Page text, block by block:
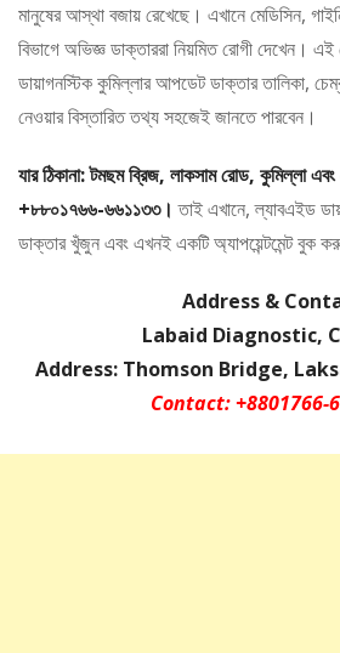
মানুষের আস্থা বজায় রেখেছে। এখানে মেডিসিন,
বিভাগে অভিজ্ঞ ডাক্তাররা নিয়মিত রোগী দেখেন।
ডায়াগনস্টিক কুমিল্লার আপডেট ডাক্তার তালিকা,
নেওয়ার বিস্তারিত তথ্য সহজেই জানতে পারবেন।
যার ঠিকানা: টমছম ব্রিজ, লাকসাম রোড, কুমিল্লা
+৮৮০১৭৬৬-৬৬১১৩৩। তাই এখানে, ল্যাবএইড
ডাক্তার খুঁজুন এবং এখনই একটি অ্যাপয়েন্টমেন্ট বুক
Address &
Labaid Diagnostic,
Address: Thomson Bridge,
Contact: +8801766-